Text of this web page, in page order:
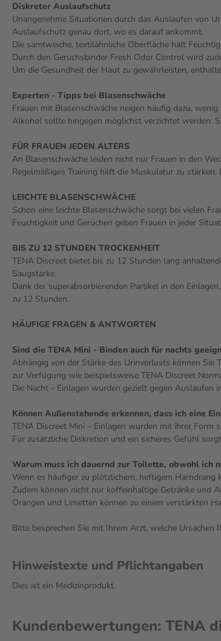
Diskreter Auslaufschutz
Unangenehme Situationen durch das Auslaufen von
Auslaufschutz genau dort, wo es darauf ankommt.
Die samtweiche, textilähnliche Oberfläche hält
Durch den Geruchsbinder Fresh Odor Control wird
Um die Gesundheit der Haut zu gewährleisten,
Experten - Tipps bei Blasenschwäche
Frauen mit Blasenschwäche neigen häufig dazu,
Alkohol sollte hingegen möglichst verzichtet werden:
FÜR FRAUEN JEDEN ALTERS
An Blasenschwäche leiden nicht nur Frauen in den
Regelmäßiges Training hilft die Muskulatur zu
LEICHTE BLASENSCHWÄCHE
Schon eine leichte Blasenschwäche sorgt bei vielen
Feuchtigkeit und Gerüchen geben Frauen in jeder
BIS ZU 12 STUNDEN TROCKENHEIT
TENA Discreet bietet bis zu 12 Stunden lang
Saugstärke.
Dank der superabsorbierenden Partikel in den
zu 12 Stunden.
HÄUFIGE FRAGEN & ANTWORTEN
Sind die TENA Mini - Binden auch für nachts
Abhängig von der Stärke des Urinverlusts können Sie
zur Verfügung wie beispielsweise TENA Discreet
Die Nacht - Einlagen wurden gezielt gegen Auslaufen
Können Außenstehende erkennen, dass ich eine
TENA Discreet Mini – Einlagen wurden mit ihrer Form
Für zusätzliche Diskretion und ein sicheres Gefühl
Warum muss ich dauernd zur Toilette, obwohl ich
Wenn es häufiger zu plötzlichem, heftigem
Zudem können nicht nur koffeinhaltige Getränke und
Orangen und Limetten können zu einem verstärkten
Bitte besprechen Sie mit Ihrem Arzt, welche
Hinweistexte und Pflichtangaben
Dies ist ein Medizinprodukt.
Kundenbewertungen: TENA